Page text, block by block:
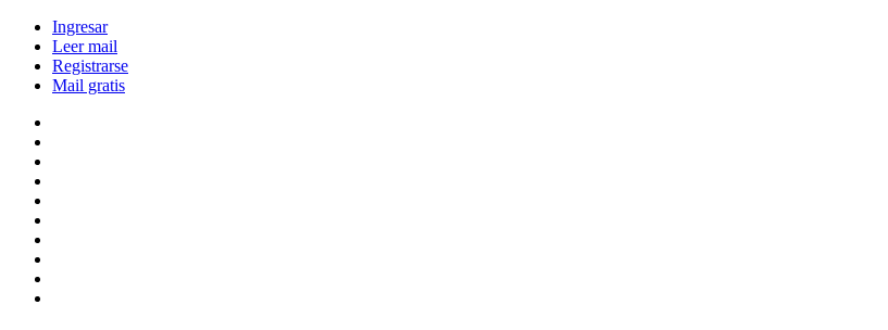
Ingresar
Leer mail
Registrarse
Mail gratis